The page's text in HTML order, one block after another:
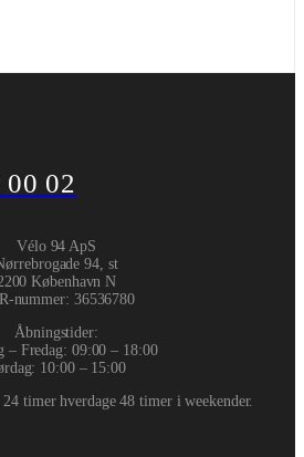
00 02
Vélo 94 ApS
94, st
København N
nummer: 36536780
Åbningstider:
– Fredag: 09:00 – 18:00
10:00 – 15:00
timer hverdage 48 timer i weekender.